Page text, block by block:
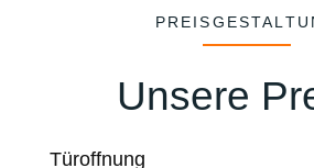
Unsere
Türoffnung